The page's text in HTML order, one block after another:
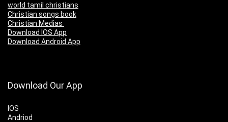
world tamil christians
Christian songs book
Christian Medias
Download IOS App
Download Android App
Download Our App
IOS
Andriod